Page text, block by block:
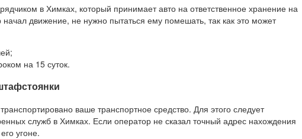
в Химках, который принимает авто на ответственное хранение на
начал движение, не нужно пытаться ему помешать, так как это может
на 15 суток.
ваше транспортное средство. Для этого следует
служб в Химках. Если оператор не сказал точный адрес нахождения
угоне.